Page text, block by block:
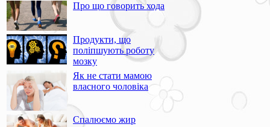
Про що говорить хода
Продукти, що
поліпшують роботу
мозку
Як не стати мамою
власного чоловіка
Спалюємо жир